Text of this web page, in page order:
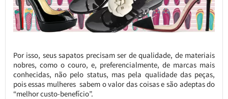
Por isso, seus sapatos precisam ser de qualidade, de materiais
nobres, como o couro, e, preferencialmente, de marcas mais
conhecidas, não pelo status, mas pela qualidade das peças,
pois essas mulheres sabem o valor das coisas e são adeptas do
“melhor custo-benefício”.